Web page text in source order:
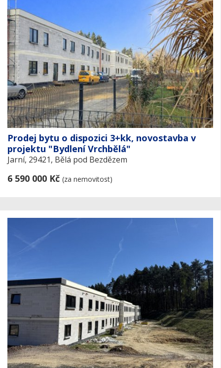
Prodej bytu o dispozici 3+kk, novostavba v
projektu "Bydlení Vrchbělá"
Jarní, 29421, Bělá pod Bezdězem
6 590 000 Kč (za nemovitost)